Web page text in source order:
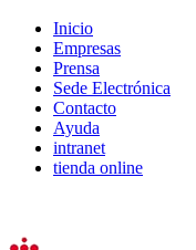
Inicio
Empresas
Prensa
Sede Electrónica
Contacto
Ayuda
intranet
tienda online